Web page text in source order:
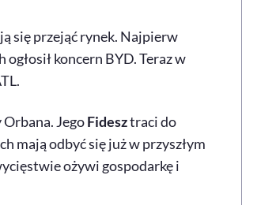
się przejąć rynek. Najpierw
koncern BYD. Teraz w
JegoFidesztraci do
mają odbyć się już w przyszłym
ożywi gospodarkę i